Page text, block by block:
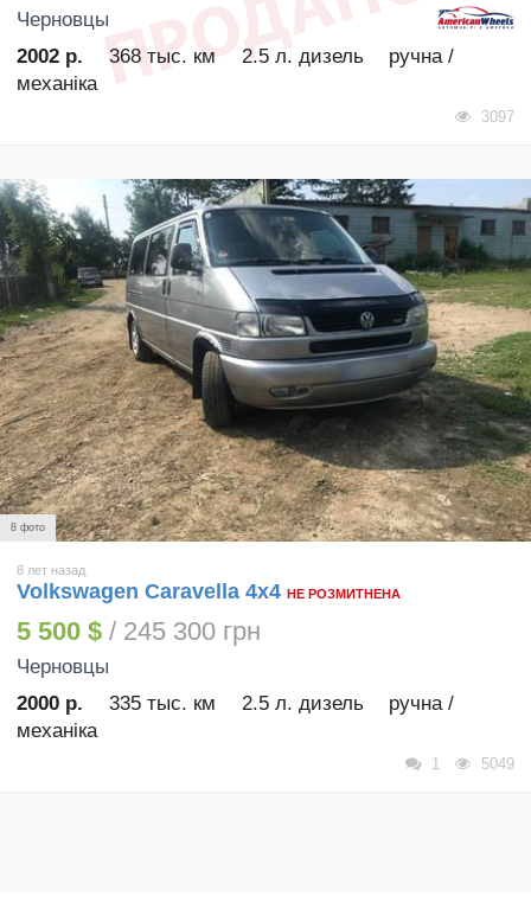
Черновцы
2002 р.
368 тыс. км 2.5 л. дизель
ручна /
механіка
3097
8 фото
8 лет назад
Volkswagen Caravella 4x4 НЕ РОЗМИТНЕНА
5 500 $ / 245 300 грн
Черновцы
2000 р.
335 тыс. км 2.5 л. дизель
ручна /
механіка
1 5049